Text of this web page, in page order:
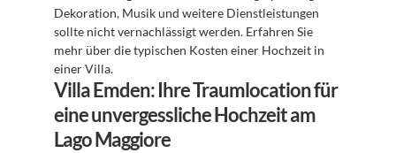
Dekoration, Musik und weitere Dienstleistungen
sollte nicht vernachlässigt werden. Erfahren Sie
mehr über die typischen Kosten einer Hochzeit in
einer Villa.
Villa Emden: Ihre Traumlocation für
eine unvergessliche Hochzeit am
Lago Maggiore